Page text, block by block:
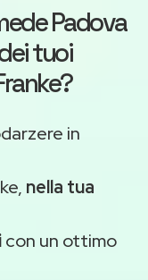
Padova
tuoi
in
nella tua
con un ottimo